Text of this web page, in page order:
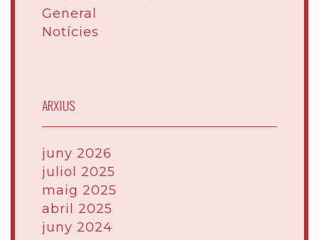
General
Notícies
ARXIUS
juny 2026
juliol 2025
maig 2025
abril 2025
juny 2024